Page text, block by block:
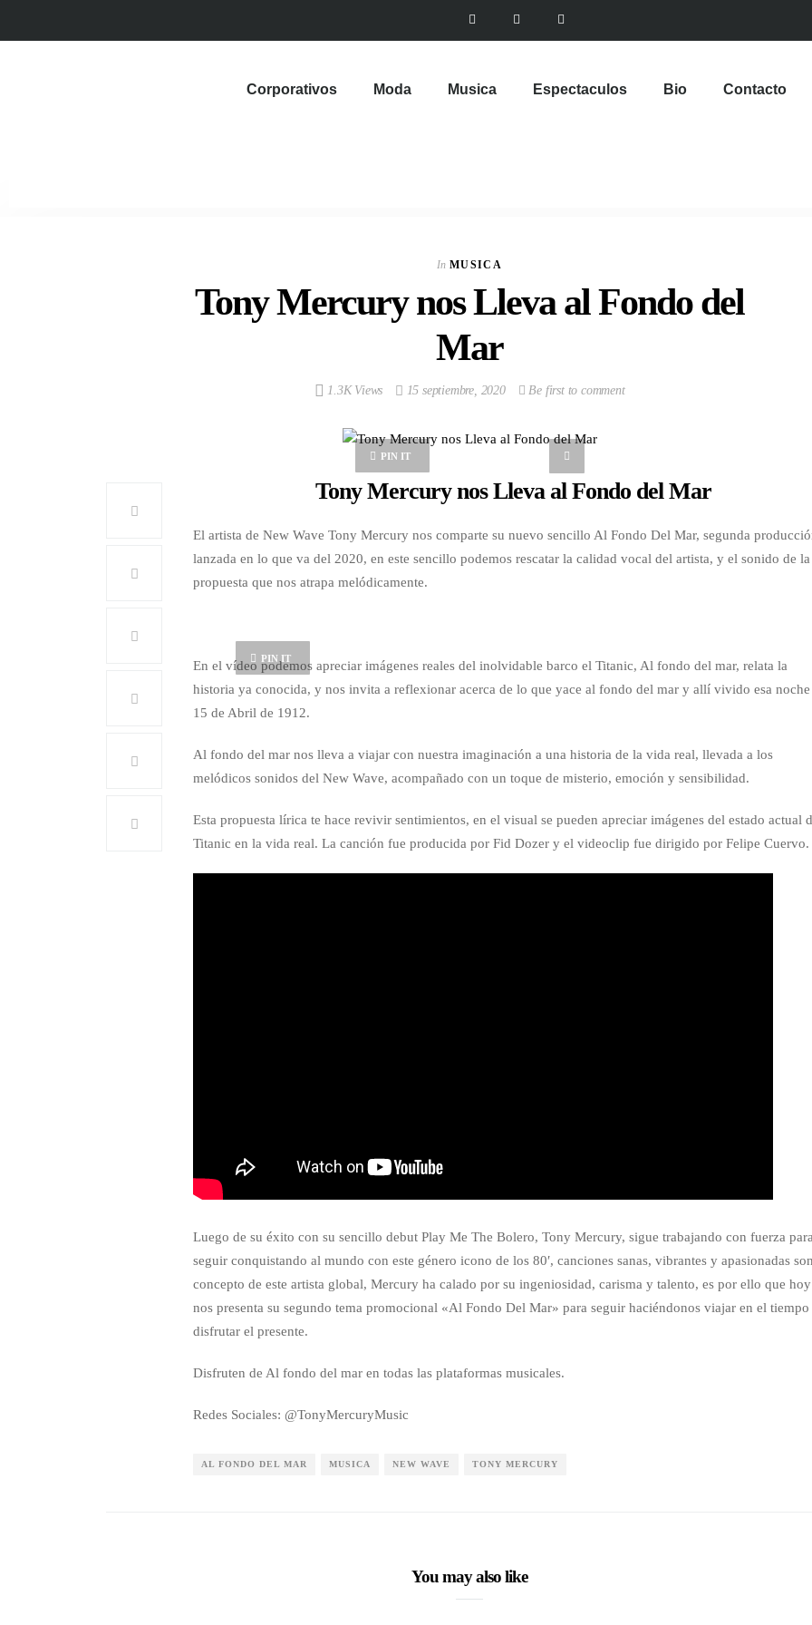
Corporativos Moda Musica Espectaculos Bio Contacto
In MUSICA
Tony Mercury nos Lleva al Fondo del
Mar
1.3K Views 15 septiembre, 2020 Be first to comment
PIN IT
Tony Mercury nos Lleva al Fondo del Mar
El artista de New Wave Tony Mercury nos comparte su nuevo sencillo Al Fondo Del Mar, segunda
lanzada en lo que va del 2020, en este sencillo podemos rescatar la calidad vocal del artista, y el sonido de la
propuesta que nos atrapa melódicamente.
PIN IT
En el vídeo podemos apreciar imágenes reales del inolvidable barco el Titanic, Al fondo del mar, relata la
historia ya conocida, y nos invita a reflexionar acerca de lo que yace al fondo del mar y allí vivido esa noche
15 de Abril de 1912.
Al fondo del mar nos lleva a viajar con nuestra imaginación a una historia de la vida real, llevada a los
melódicos sonidos del New Wave, acompañado con un toque de misterio, emoción y sensibilidad.
Esta propuesta lírica te hace revivir sentimientos, en el visual se pueden apreciar imágenes del estado actual
Titanic en la vida real. La canción fue producida por Fid Dozer y el videoclip fue dirigido por Felipe Cuervo.
Luego de su éxito con su sencillo debut Play Me The Bolero, Tony Mercury, sigue trabajando con fuerza para
seguir conquistando al mundo con este género icono de los 80′, canciones sanas, vibrantes y apasionadas
concepto de este artista global, Mercury ha calado por su ingeniosidad, carisma y talento, es por ello que hoy
nos presenta su segundo tema promocional «Al Fondo Del Mar» para seguir haciéndonos viajar en el
disfrutar el presente.
Disfruten de Al fondo del mar en todas las plataformas musicales.
Redes Sociales: @TonyMercuryMusic
AL FONDO DEL MAR MUSICA NEW WAVE TONY MERCURY
You may also like
CORPORATIVOS
Portafolio de bebidas